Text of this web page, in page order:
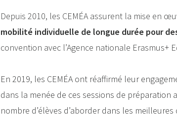
Depuis 2010, les CEMÉA assurent la mise en
mobilité individuelle de longue durée pour
convention avec l’Agence nationale Erasmus+
En 2019, les CEMÉA ont réaffirmé leur
dans la menée de ces sessions de
nombre d’élèves d’aborder dans les